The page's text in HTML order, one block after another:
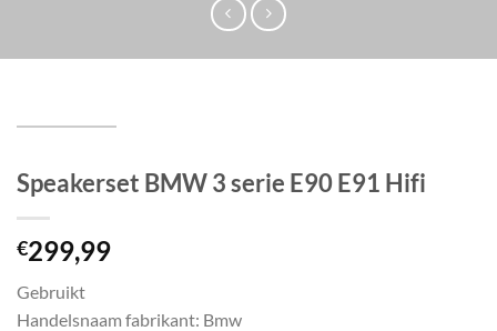
Speakerset BMW 3 serie E90 E91 Hifi
€299,99
Gebruikt
Handelsnaam fabrikant: Bmw